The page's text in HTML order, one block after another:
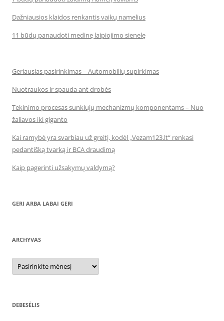
Dažniausios klaidos renkantis vaikų namelius
11 būdų panaudoti medinę laipiojimo sienelę
Geriausias pasirinkimas – Automobilių supirkimas
Nuotraukos ir spauda ant drobės
Tekinimo procesas sunkiųjų mechanizmų komponentams – Nuo
žaliavos iki giganto
Kai ramybė yra svarbiau už greitį, kodėl „Vezam123.lt“ renkasi
pedantišką tvarką ir BCA draudimą
Kaip pagerinti užsakymų valdymą?
GERI ARBA LABAI GERI
ARCHYVAS
Archyvas
DEBESĖLIS